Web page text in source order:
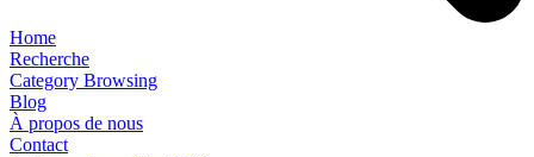
Home
Recherche
Category Browsing
Blog
À propos de nous
Contact